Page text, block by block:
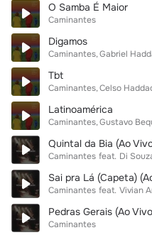
O Samba É Maior
Caminantes
Digamos
Caminantes Gabriel
Tbt
Caminantes Celso
Latinoamérica
Caminantes Gustavo
Quintal da Bia (Ao
Caminantes feat. Di
Sai pra Lá (Capeta)
Caminantes feat. Vivian
Pedras Gerais (Ao
Caminantes